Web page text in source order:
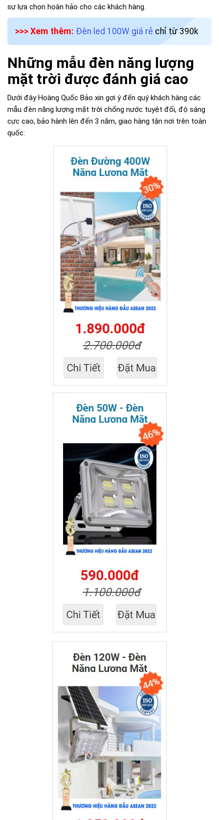
sự lựa chọn hoàn hảo cho các khách hàng.
>>> Xem thêm: Đèn led 100W giá rẻ chỉ từ 390k
Những mẫu đèn năng lượng
mặt trời được đánh giá cao
Dưới đây Hoàng Quốc Bảo xin gợi ý đến quý khách hàng các
mẫu đèn năng lượng mặt trời chống nước tuyệt đối, độ sáng
cực cao, bảo hành lên đến 3 năm, giao hàng tận nơi trên toàn
quốc: